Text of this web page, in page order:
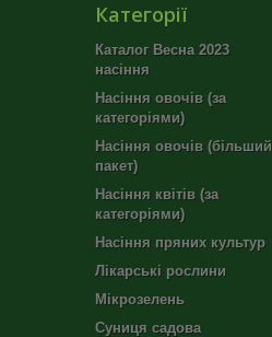
Категорії
Каталог Весна 2023
насіння
Насіння овочів (за
категоріями)
Насіння овочів (більший
пакет)
Насіння квітів (за
категоріями)
Насіння пряних культур
Лікарські рослини
Мікрозелень
Суниця садова